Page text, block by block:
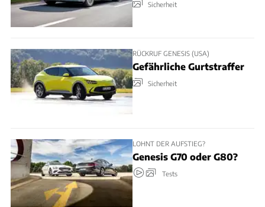
Sicherheit
RÜCKRUF GENESIS (USA)
Gefährliche Gurtstraffer
Sicherheit
LOHNT DER AUFSTIEG?
Genesis G70 oder G80?
Tests